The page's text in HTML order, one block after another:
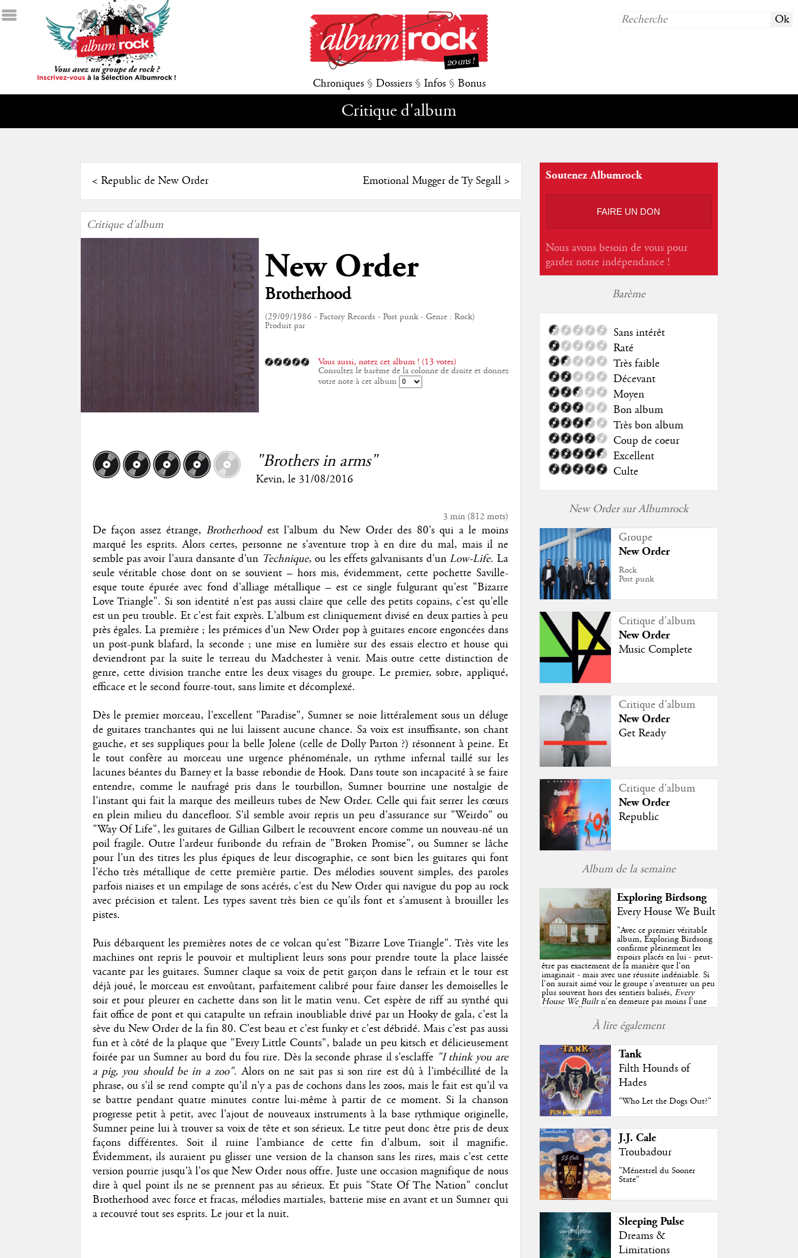
Chroniques § Dossiers § Infos § Bonus
Critique d'album
< Republic de New Order Emotional Mugger de Ty Segall>
Critique d'album
New Order
Brotherhood
(29/09/1986 - Factory Records - Post punk - Genre : Rock)
Produit par
Vous aussi, notez cet album ! (13 votes)
Consultez le barème de la colonne de droite et donnez
votre note à cet album
"Brothers in arms"
Kevin, le 31/08/2016
3 min(812mots)
De façon assez étrange, Brotherhoodest l'album du New Order des 80's qui a le moins
marqué les esprits. Alors certes, personne ne s'aventure trop à en dire du mal, mais il ne
semble pas avoir l'aura dansante d'un Technique, ou les effets galvanisants d'unLow-Life. La
seule véritable chose dont on se souvient – hors mis, évidemment, cette pochette Saville-
esque toute épurée avec fond d'alliage métallique – est ce single fulgurant qu'est "Bizarre
Love Triangle". Si son identité n'est pas aussi claire que celle des petits copains, c'est qu'elle
est un peu trouble. Et c'est fait exprès. L'album est cliniquement divisé en deux parties à peu
près égales. La première ; les prémices d'un New Order pop à guitares encore engoncées dans
un post-punk blafard, la seconde ; une mise en lumière sur des essais electro et house qui
deviendront par la suite le terreau du Madchester à venir. Mais outre cette distinction de
genre, cette division tranche entre les deux visages du groupe. Le premier, sobre, appliqué,
efficace et le second fourre-tout, sans limite et décomplexé.
Dès le premier morceau, l'excellent "Paradise", Sumner se noie littéralement sous un déluge
de guitares tranchantes qui ne lui laissent aucune chance. Sa voix est insuffisante, son chant
gauche, et ses suppliques pour la belle Jolene (celle de Dolly Parton ?) résonnent à peine. Et
le tout confère au morceau une urgence phénoménale, un rythme infernal taillé sur les
lacunes béantes du Barney et la basse rebondie de Hook. Dans toute son incapacité à se faire
entendre, comme le naufragé pris dans le tourbillon, Sumner bourrine une nostalgie de
l'instant qui fait la marque des meilleurs tubes de New Order. Celle qui fait serrer les cœurs
en plein milieu du dancefloor. S'il semble avoir repris un peu d'assurance sur "Weirdo" ou
"Way Of Life", les guitares de Gillian Gilbert le recouvrent encore comme un nouveau-né un
poil fragile. Outre l'ardeur furibonde du refrain de "Broken Promise", ou Sumner se lâche
pour l'un des titres les plus épiques de leur discographie, ce sont bien les guitares qui font
l'écho très métallique de cette première partie. Des mélodies souvent simples, des paroles
parfois niaises et un empilage de sons acérés, c'est du New Order qui navigue du pop au rock
avec précision et talent. Les types savent très bien ce qu'ils font et s'amusent à brouiller les
pistes.
Puis débarquent les premières notes de ce volcan qu'est "Bizarre Love Triangle". Très vite les
machines ont repris le pouvoir et multiplient leurs sons pour prendre toute la place laissée
vacante par les guitares. Sumner claque sa voix de petit garçon dans le refrain et le tour est
déjà joué, le morceau est envoûtant, parfaitement calibré pour faire danser les demoiselles le
soir et pour pleurer en cachette dans son lit le matin venu. Cet espère de riff au synthé qui
fait office de pont et qui catapulte un refrain inoubliable drivé par un Hooky de gala, c'est la
sève du New Order de la fin 80. C'est beau et c'est funky et c'est débridé. Mais c'est pas aussi
fun et à côté de la plaque que "Every Little Counts", balade un peu kitsch et délicieusement
foirée par un Sumner au bord du fou rire. Dès la seconde phrase il s'esclaffe "I think you are
a pig, you should be in a zoo". Alors on ne sait pas si son rire est dû à l’imbécillité de la
phrase, ou s'il se rend compte qu'il n'y a pas de cochons dans les zoos, mais le fait est qu'il va
se battre pendant quatre minutes contre lui-même à partir de ce moment. Si la chanson
progresse petit à petit, avec l'ajout de nouveaux instruments à la base rythmique originelle,
Sumner peine lui à trouver sa voix de tête et son sérieux. Le titre peut donc être pris de deux
façons différentes. Soit il ruine l'ambiance de cette fin d'album, soit il magnifie.
Évidemment, ils auraient pu glisser une version de la chanson sans les rires, mais c'est cette
version pourrie jusqu'à l'os que New Order nous offre. Juste une occasion magnifique de nous
dire à quel point ils ne se prennent pas au sérieux. Et puis "State Of The Nation" conclut
Brotherhood avec force et fracas, mélodies martiales, batterie mise en avant et un Sumner qui
a recouvré tout ses esprits. Le jour et la nuit.
Soutenez Albumrock
FAIRE UN DON
Nous avons besoin de vous pour
garder notre indépendance !
Barème
Sans intérêt
Raté
Très faible
Décevant
Moyen
Bon album
Très bon album
Coup de coeur
Excellent
Culte
New Order sur Albumrock
Groupe
New Order
Rock
Post punk
Critique d'album
New Order
Music Complete
Critique d'album
New Order
Get Ready
Critique d'album
New Order
Republic
Album de la semaine
Exploring Birdsong
Every House We Built
"Avec ce premier véritable
album, Exploring Birdsong
confirme pleinement les
espoirs placés en lui - peut-
être pas exactement de la manière que l'on
imaginait - mais avec une réussite indéniable. Si
l'on aurait aimé voir le groupe s'aventurer un peu
plus souvent hors des sentiers balisés,Every
House We Builtn'en demeure pas moins l'une
des très belles surprises de cette année, porté par
plusieurs morceaux qui trouveront sans difficulté
une place de choix dans vos playlists estivales.
À lire également
Tank
Filth Hounds of
Hades
"Who Let the Dogs Out?"
J.J. Cale
Troubadour
"Ménestrel du Sooner
State"
Sleeping Pulse
Dreams &
Limitations